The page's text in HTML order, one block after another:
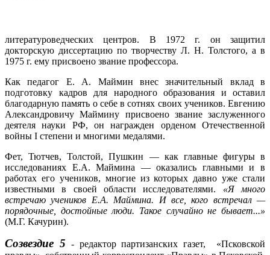
литературоведческих центров. В 1972 г. он защитил
докторскую диссертацию по творчеству Л. Н. Толстого, а в
1975 г. ему присвоено звание профессора.
Как педагог Е. А. Маймин внес значительный вклад в
подготовку кадров для народного образования и оставил
благодарную память о себе в сотнях своих учеников. Евгению
Александровичу Маймину присвоено звание заслуженного
деятеля науки РФ, он награжден орденом Отечественной
войны I степени и многими медалями.
Фет, Тютчев, Толстой, Пушкин — как главные фигуры в
исследованиях Е.А. Маймина — оказались главными и в
работах его учеников, многие из которых давно уже стали
известными в своей области исследователями. «Я много
встречаю учеников Е.А. Маймина. И все, кого встречал —
порядочные, достойные люди. Такое случайно не бывает...»
(М.Г. Качурин).
Созвездие 5 - редактор партизанских газет, «Псковской